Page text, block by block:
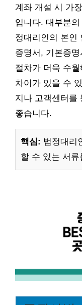
계좌 개설 시 가
입니다. 대부분
정대리인의 본인
증명서, 기본증
절차가 더욱 수
차이가 있을 수
지나 고객센터를
좋습니다.
핵심: 법정대리
할 수 있는 서